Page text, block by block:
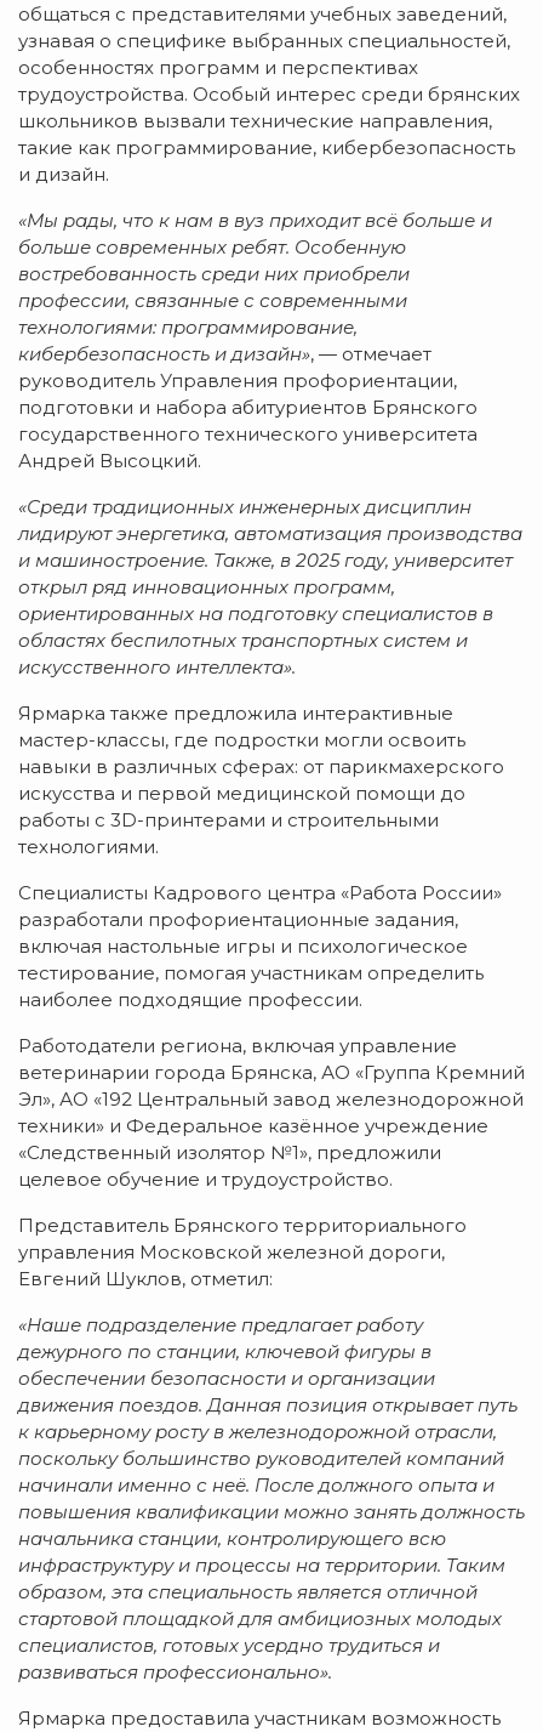
общаться с представителями учебных заведений,
узнавая о специфике выбранных специальностей,
особенностях программ и перспективах
трудоустройства. Особый интерес среди брянских
школьников вызвали технические направления,
такие как программирование, кибербезопасность
и дизайн.
«Мы рады, что к нам в вуз приходит всё больше и
больше современных ребят. Особенную
востребованность среди них приобрели
профессии, связанные с современными
технологиями: программирование,
кибербезопасность и дизайн», — отмечает
руководитель Управления профориентации,
подготовки и набора абитуриентов Брянского
государственного технического университета
Андрей Высоцкий.
«Среди традиционных инженерных дисциплин
лидируют энергетика, автоматизация производства
и машиностроение. Также, в 2025 году, университет
открыл ряд инновационных программ,
ориентированных на подготовку специалистов в
областях беспилотных транспортных систем и
искусственного интеллекта».
Ярмарка также предложила интерактивные
мастер-классы, где подростки могли освоить
навыки в различных сферах: от парикмахерского
искусства и первой медицинской помощи до
работы с 3D-принтерами и строительными
технологиями.
Специалисты Кадрового центра «Работа России»
разработали профориентационные задания,
включая настольные игры и психологическое
тестирование, помогая участникам определить
наиболее подходящие профессии.
Работодатели региона, включая управление
ветеринарии города Брянска, АО «Группа Кремний
Эл», АО «192 Центральный завод железнодорожной
техники» и Федеральное казённое учреждение
«Следственный изолятор №1», предложили
целевое обучение и трудоустройство.
Представитель Брянского территориального
управления Московской железной дороги,
Евгений Шуклов, отметил:
«Наше подразделение предлагает работу
дежурного по станции, ключевой фигуры в
обеспечении безопасности и организации
движения поездов. Данная позиция открывает путь
к карьерному росту в железнодорожной отрасли,
поскольку большинство руководителей компаний
начинали именно с неё. После должного опыта и
повышения квалификации можно занять должность
начальника станции, контролирующего всю
инфраструктуру и процессы на территории. Таким
образом, эта специальность является отличной
стартовой площадкой для амбициозных молодых
специалистов, готовых усердно трудиться и
развиваться профессионально».
Ярмарка предоставила участникам возможность